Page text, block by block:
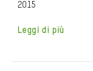
2015
Leggi di più